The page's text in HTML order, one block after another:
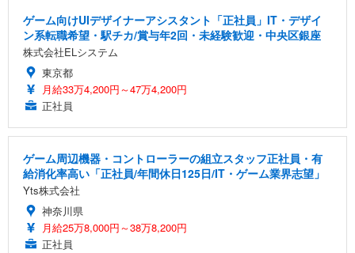
ゲーム向けUIデザイナーアシスタント「正社員」IT・デザイ
ン系転職希望・駅チカ/賞与年2回・未経験歓迎・中央区銀座
株式会社ELシステム
東京都
月給33万4,200円～47万4,200円
正社員
ゲーム周辺機器・コントローラーの組立スタッフ正社員・有
給消化率高い「正社員/年間休日125日/IT・ゲーム業界志望」
Yts株式会社
神奈川県
月給25万8,000円～38万8,200円
正社員